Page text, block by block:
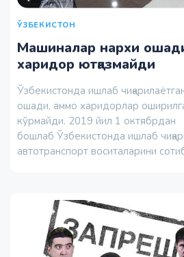
ЎЗБЕКИСТОН
Машиналар нархи
харидор ютқазмайди
Ўзбекистонда ишлаб
ошади, аммо харидорлар
кўрмайди. 2019 йил 1 октябрдан
бошлаб Ўзбекистонда ишлаб
автотранспорт воситаларини